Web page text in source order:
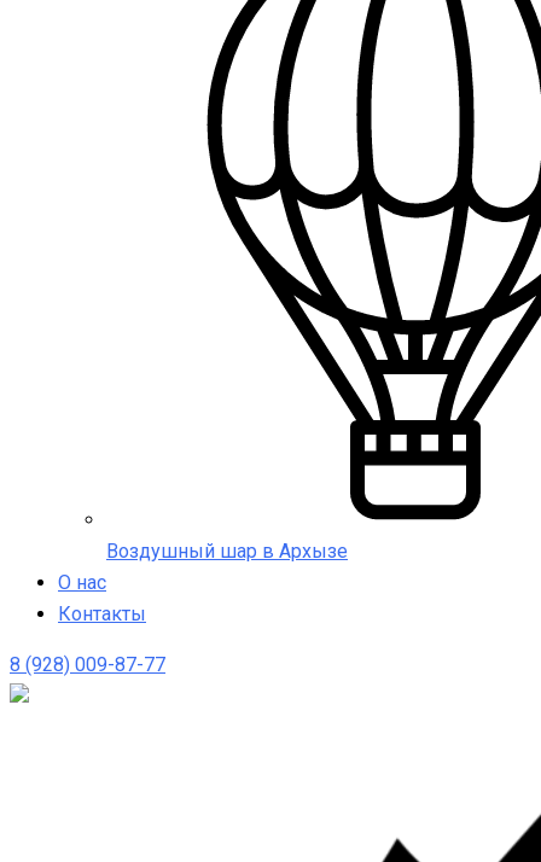
Воздушный шар в Архызе
О нас
Контакты
8 (928) 009-87-77